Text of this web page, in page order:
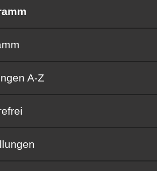
von A bis Z
A-Z